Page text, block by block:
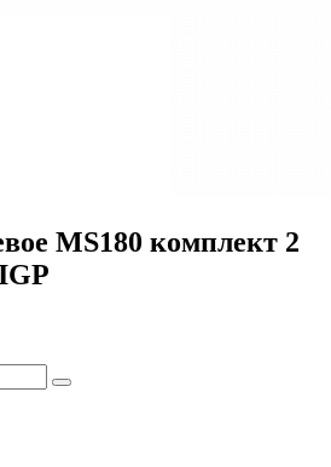
MS180 комплект 2